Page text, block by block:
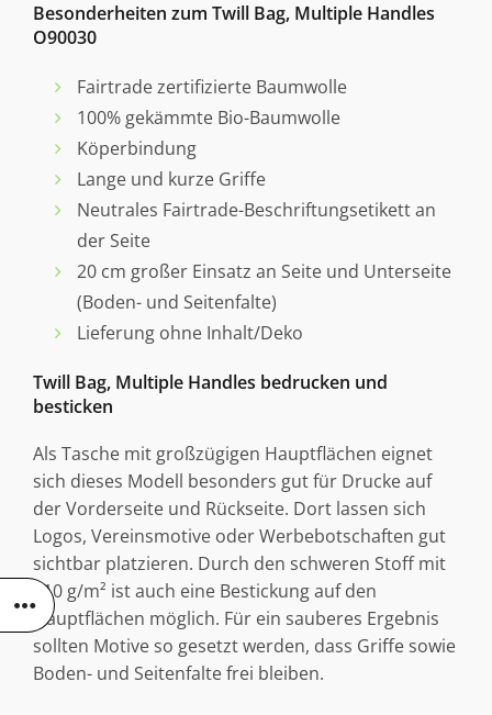
Besonderheiten zum Twill Bag, Multiple Handles
O90030
Fairtrade zertifizierte Baumwolle
100% gekämmte Bio-Baumwolle
Köperbindung
Lange und kurze Griffe
Neutrales Fairtrade-Beschriftungsetikett an
der Seite
20 cm großer Einsatz an Seite und Unterseite
(Boden- und Seitenfalte)
Lieferung ohne Inhalt/Deko
Twill Bag, Multiple Handles bedrucken und
besticken
Als Tasche mit großzügigen Hauptflächen eignet
sich dieses Modell besonders gut für Drucke auf
der Vorderseite und Rückseite. Dort lassen sich
Logos, Vereinsmotive oder Werbebotschaften gut
sichtbar platzieren. Durch den schweren Stoff mit
210 g/m² ist auch eine Bestickung auf den
Hauptflächen möglich. Für ein sauberes Ergebnis
sollten Motive so gesetzt werden, dass Griffe sowie
Boden- und Seitenfalte frei bleiben.